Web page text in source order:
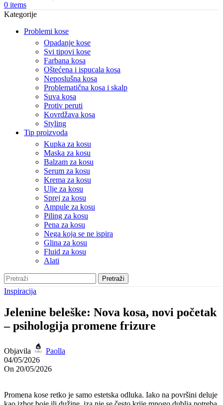
0 items
Kategorije
Problemi kose
Opadanje kose
Svi tipovi kose
Farbana kosa
Oštećena i ispucala kosa
Neposlušna kosa
Problematična kosa i skalp
Suva kosa
Protiv peruti
Kovrdžava kosa
Styling
Tip proizvoda
Kupka za kosu
Maska za kosu
Balzam za kosu
Serum za kosu
Krema za kosu
Ulje za kosu
Sprej za kosu
Ampule za kosu
Piling za kosu
Pena za kosu
Nega koja se ne ispira
Glina za kosu
Fluid za kosu
Alati
Pretraži
Inspiracija
Jelenine beleške: Nova kosa, novi početak
– psihologija promene frizure
Objavila
Paolla
04/05/2026
On 20/05/2026
Promena kose retko je samo estetska odluka. Iako na površini deluje